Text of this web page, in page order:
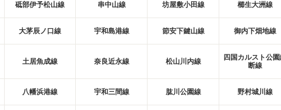
砥部伊予松山線 串中山線 坊屋敷小田線 櫛生大洲線
大茅辰ノ口線 宇和島港線 節安下鍵山線 御内下畑地線
土居魚成線 奈良近永線 松山川内線
四国カルスト公園
断線
八幡浜港線 宇和三間線 肱川公園線 野村城川線